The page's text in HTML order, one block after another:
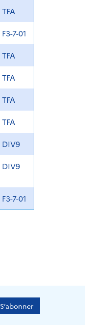
TFA
F3-7-01
TFA
TFA
TFA
TFA
DIV9
DIV9
F3-7-01
S’abonner